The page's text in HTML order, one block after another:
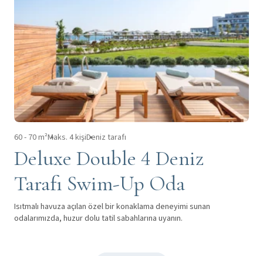
60 - 70 m²Maks. 4 kişiDeniz tarafı
Deluxe Double 4 Deniz
Tarafı Swim-Up Oda
Isıtmalı havuza açılan özel bir konaklama deneyimi sunan
odalarımızda, huzur dolu tatil sabahlarına uyanın.